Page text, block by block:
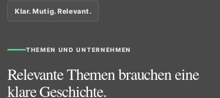
Klar. Mutig. Relevant.
THEMEN UND UNTERNEHMEN
Relevante Themen brauchen eine
klare Geschichte.